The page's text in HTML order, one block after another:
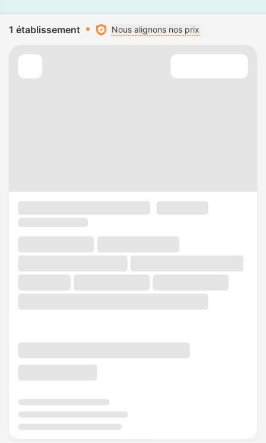
1 établissement Nous alignons nos prix